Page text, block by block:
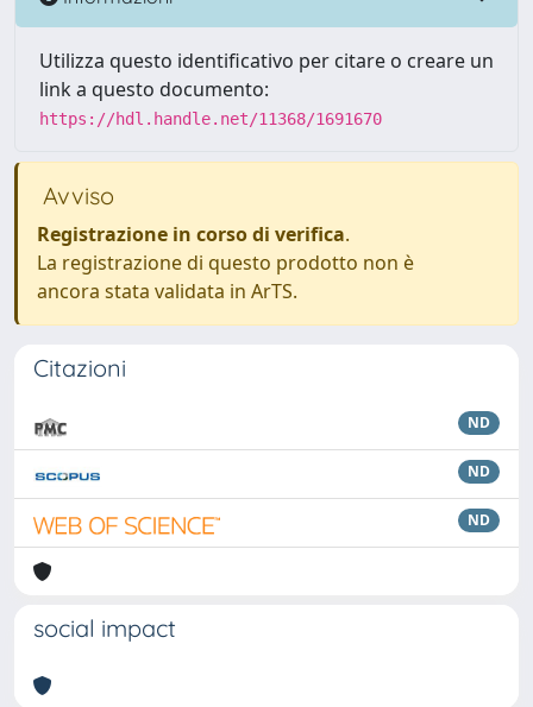
Utilizza questo identificativo per citare o creare un
link a questo documento:
https://hdl.handle.net/11368/1691670
Avviso
Registrazione in corso di verifica.
La registrazione di questo prodotto non è
ancora stata validata in ArTS.
Citazioni
ND
ND
ND
social impact